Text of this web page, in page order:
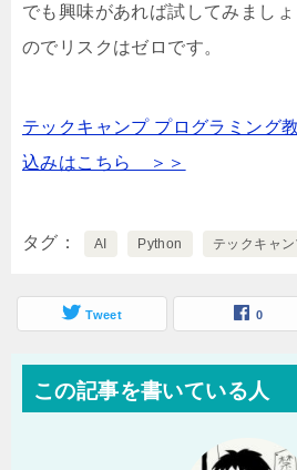
でも興味があれば試してみまし
のでリスクはゼロです。
テックキャンプ プログラミング
込みはこちら ＞＞
タグ AI Python テックキャ
Tweet 0
この記事を書いている人